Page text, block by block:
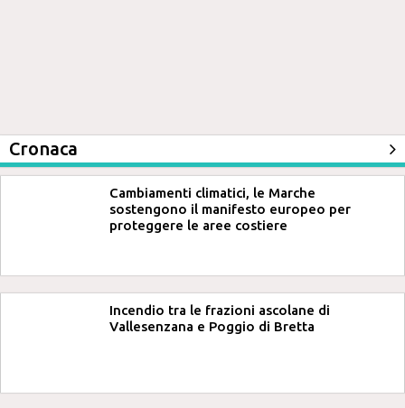
Cronaca
Cambiamenti climatici, le Marche
sostengono il manifesto europeo per
proteggere le aree costiere
Incendio tra le frazioni ascolane di
Vallesenzana e Poggio di Bretta